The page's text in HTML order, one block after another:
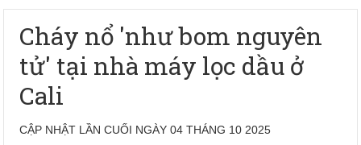
Cháy nổ 'như bom nguyên
tử' tại nhà máy lọc dầu ở
Cali
CẬP NHẬT LẦN CUỐI NGÀY 04 THÁNG 10 2025